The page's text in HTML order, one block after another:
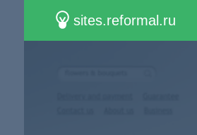
sites.reformal.ru